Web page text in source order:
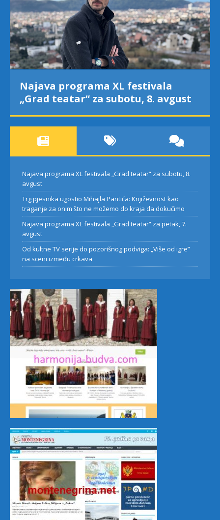
Najava programa XL festivala
„Grad teatar“ za subotu, 8. avgust
Najava programa XL festivala „Grad teatar“ za subotu, 8.
avgust
Trg pjesnika ugostio Mihajla Pantića: Književnost kao
traganje za onim što ne možemo do kraja da dokučimo
Najava programa XL festivala „Grad teatar“ za petak, 7.
avgust
Od kultne TV serije do pozorišnog podviga: „Više od igre”
na sceni između crkava